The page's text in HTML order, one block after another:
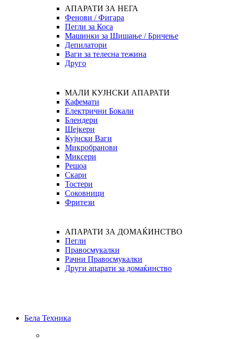
АПАРАТИ ЗА НЕГА
Фенови / Фигара
Пегли за Коса
Машинки за Шишање / Бричење
Депилатори
Ваги за телесна тежина
Друго
МАЛИ КУЈНСКИ АПАРАТИ
Кафемати
Електрични Бокали
Блендери
Шејкери
Кујнски Ваги
Микробранови
Миксери
Решоа
Скари
Тостери
Соковници
Фритези
АПАРАТИ ЗА ДОМАЌИНСТВО
Пегли
Правосмукалки
Рачни Правосмукалки
Други апарати за домаќинство
Бела Техника